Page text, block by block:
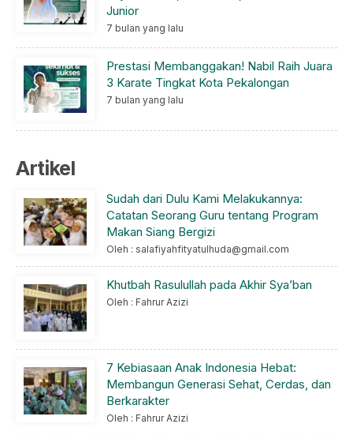
Junior
7 bulan yang lalu
Prestasi Membanggakan! Nabil Raih Juara
3 Karate Tingkat Kota Pekalongan
7 bulan yang lalu
Artikel
Sudah dari Dulu Kami Melakukannya:
Catatan Seorang Guru tentang Program
Makan Siang Bergizi
Oleh : salafiyahfityatulhuda@gmail.com
Khutbah Rasulullah pada Akhir Sya’ban
Oleh : Fahrur Azizi
7 Kebiasaan Anak Indonesia Hebat:
Membangun Generasi Sehat, Cerdas, dan
Berkarakter
Oleh : Fahrur Azizi